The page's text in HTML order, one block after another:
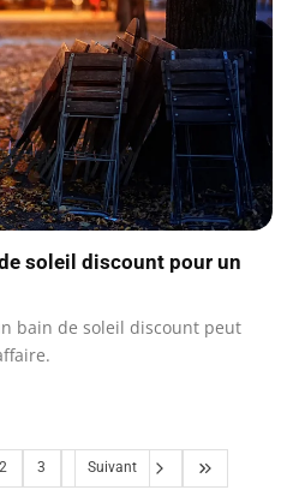
soleil discount pour un
bain de soleil discount peut
2 3 Suivant